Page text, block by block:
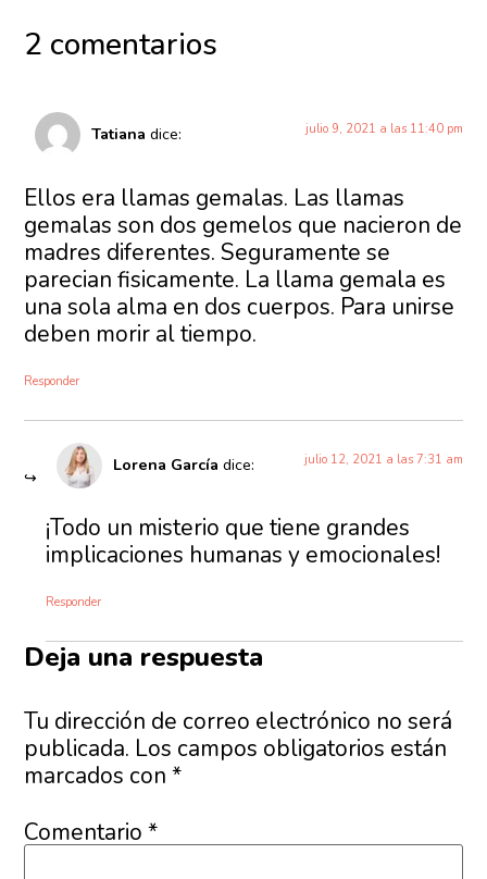
2 comentarios
Tatiana dice: julio 9, 2021 a las 11:40 pm
Ellos era llamas gemalas. Las llamas
gemalas son dos gemelos que nacieron de
madres diferentes. Seguramente se
parecian fisicamente. La llama gemala es
una sola alma en dos cuerpos. Para unirse
deben morir al tiempo.
Responder
Lorena García dice: julio 12, 2021 a las 7:31 am
¡Todo un misterio que tiene grandes
implicaciones humanas y emocionales!
Responder
Deja una respuesta
Tu dirección de correo electrónico no será
publicada. Los campos obligatorios están
marcados con*
Comentario*